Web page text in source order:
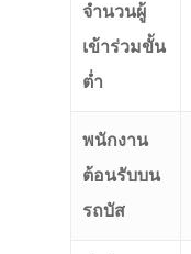
จำนวนผู้
เข้าร่วมขั้น
ต่ำ
พนักงาน
ต้อนรับบน
รถบัส